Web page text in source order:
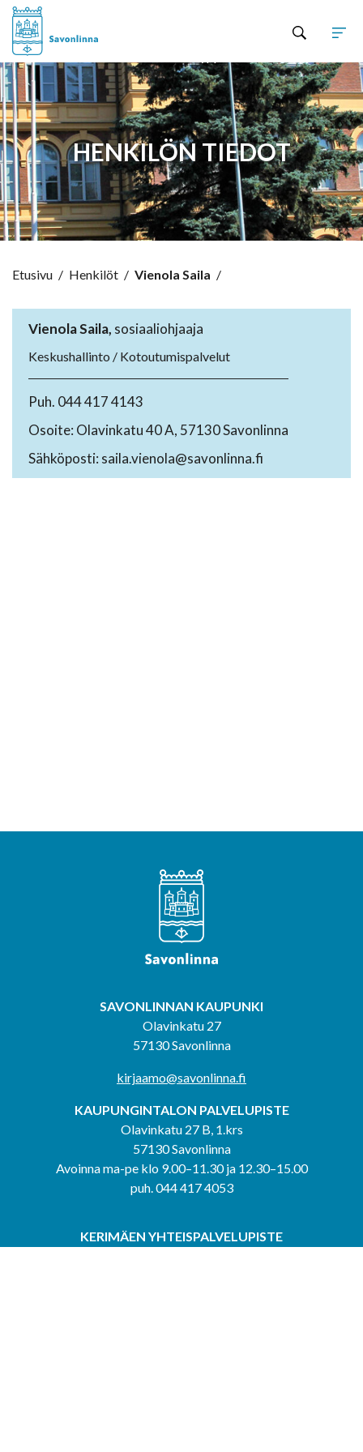
HENKILÖN TIEDOT
Etusivu / Henkilöt / Vienola Saila /
Vienola Saila, sosiaaliohjaaja
Keskushallinto / Kotoutumispalvelut
Puh. 044 417 4143
Osoite: Olavinkatu 40 A, 57130 Savonlinna
Sähköposti: saila.vienola@savonlinna.fi
SAVONLINNAN KAUPUNKI
Olavinkatu 27
57130 Savonlinna
kirjaamo@savonlinna.fi
KAUPUNGINTALON PALVELUPISTE
Olavinkatu 27 B, 1.krs
57130 Savonlinna
Avoinna ma-pe klo 9.00–11.30 ja 12.30–15.00
puh. 044 417 4053
KERIMÄEN YHTEISPALVELUPISTE